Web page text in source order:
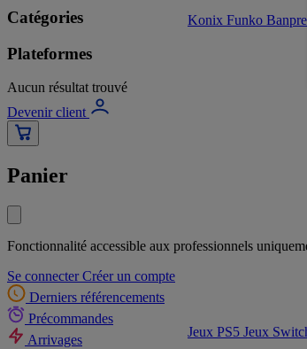
Catégories
Plateformes
Aucun résultat trouvé
Devenir client
Panier
Fonctionnalité accessible aux professionnels
Se connecter Créer un compte
Derniers référencements
Précommandes
Arrivages
Konix Funko
Jeux PS5 Jeux